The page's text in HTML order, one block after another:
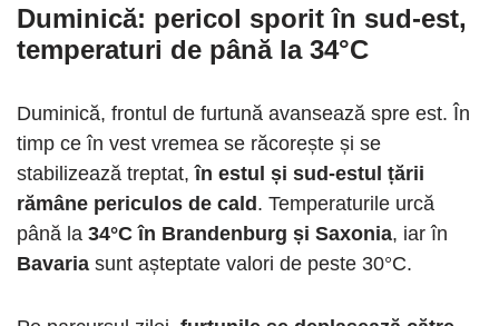
Duminică: pericol sporit în sud-est,
temperaturi de până la 34°C
Duminică, frontul de furtună avansează spre est. În
timp ce în vest vremea se răcorește și se
stabilizează treptat,în estul și sud-estul țării
rămâne periculos de cald. Temperaturile urcă
până la 34°C în Brandenburg și Saxonia, iar în
Bavaria sunt așteptate valori de peste 30°C.